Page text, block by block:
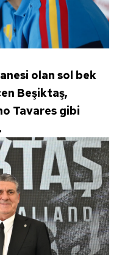
olan sol bek
Beşiktaş,
Tavares gibi